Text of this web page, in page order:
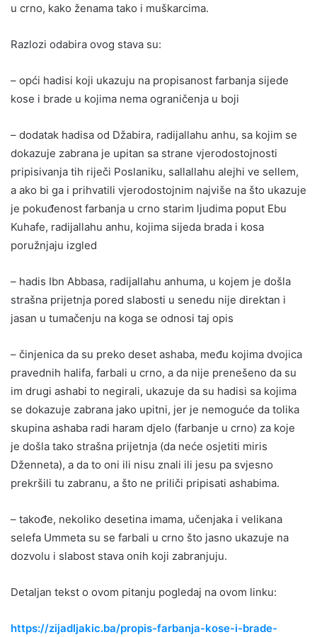
u crno, kako ženama tako i muškarcima.
Razlozi odabira ovog stava su:
– opći hadisi koji ukazuju na propisanost farbanja sijede
kose i brade u kojima nema ograničenja u boji
– dodatak hadisa od Džabira, radijallahu anhu, sa kojim se
dokazuje zabrana je upitan sa strane vjerodostojnosti
pripisivanja tih riječi Poslaniku, sallallahu alejhi ve sellem,
a ako bi ga i prihvatili vjerodostojnim najviše na što ukazuje
je pokuđenost farbanja u crno starim ljudima poput Ebu
Kuhafe, radijallahu anhu, kojima sijeda brada i kosa
poružnjaju izgled
– hadis Ibn Abbasa, radijallahu anhuma, u kojem je došla
strašna prijetnja pored slabosti u senedu nije direktan i
jasan u tumačenju na koga se odnosi taj opis
– činjenica da su preko deset ashaba, među kojima dvojica
pravednih halifa, farbali u crno, a da nije prenešeno da su
im drugi ashabi to negirali, ukazuje da su hadisi sa kojima
se dokazuje zabrana jako upitni, jer je nemoguće da tolika
skupina ashaba radi haram djelo (farbanje u crno) za koje
je došla tako strašna prijetnja (da neće osjetiti miris
Dženneta), a da to oni ili nisu znali ili jesu pa svjesno
prekršili tu zabranu, a što ne priliči pripisati ashabima.
– takođe, nekoliko desetina imama, učenjaka i velikana
selefa Ummeta su se farbali u crno što jasno ukazuje na
dozvolu i slabost stava onih koji zabranjuju.
Detaljan tekst o ovom pitanju pogledaj na ovom linku:
https://zijadljakic.ba/propis-farbanja-kose-i-brade-